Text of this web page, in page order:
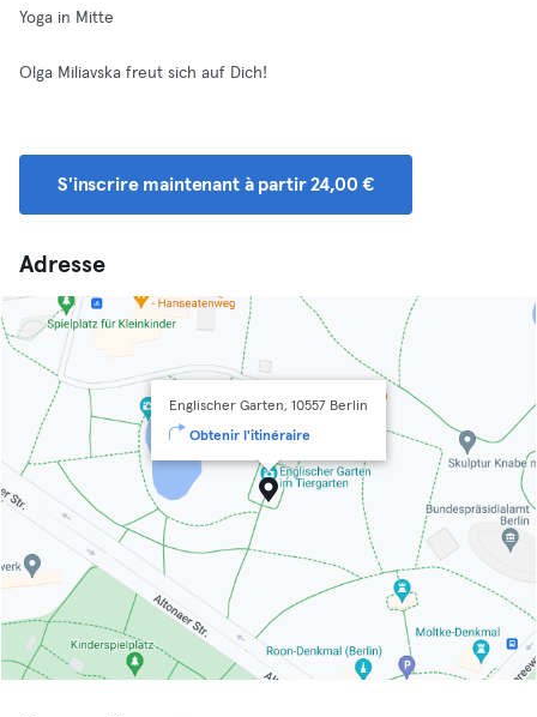
Yoga in Mitte
Olga Miliavska freut sich auf Dich!
S'inscrire maintenant à partir 24,00 €
Adresse
Englischer Garten, 10557 Berlin
Obtenir l'itinéraire